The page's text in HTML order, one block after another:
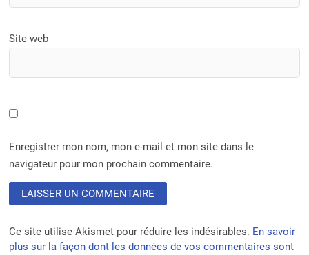
Site web
Enregistrer mon nom, mon e-mail et mon site dans le
navigateur pour mon prochain commentaire.
Ce site utilise Akismet pour réduire les indésirables. En savoir
plus sur la façon dont les données de vos commentaires sont